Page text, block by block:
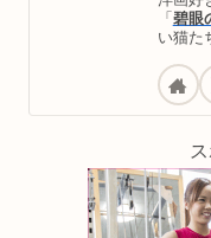
「碧眼
い猫た